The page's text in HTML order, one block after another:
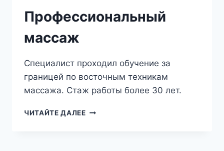
Профессиональный
массаж
Специалист проходил обучение за
границей по восточным техникам
массажа. Стаж работы более 30 лет.
ЧИТАЙТЕ ДАЛЕЕПРОФЕССИОНАЛЬНЫЙ